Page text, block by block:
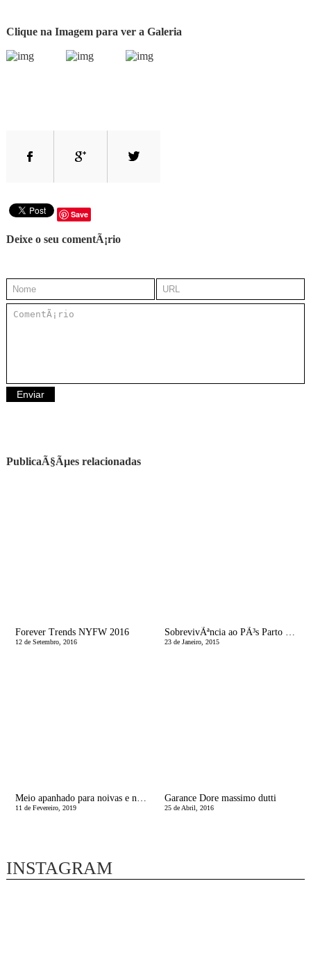
Clique na Imagem para ver a Galeria
Save
Deixe o seu comentÃ¡rio
PublicaÃ§Ãµes relacionadas
Forever Trends NYFW 2016
12 de Setembro, 2016
SobrevivÃªncia ao PÃ³s Parto | Uma Partilha
23 de Janeiro, 2015
Meio apanhado para noivas e nÃ£o sÃ³: o meu e as milhares de variaÃ§Ãµes de Kate Middleton
11 de Fevereiro, 2019
Garance Dore massimo dutti
25 de Abril, 2016
INSTAGRAM